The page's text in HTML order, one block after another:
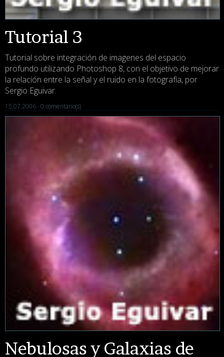
Tutorial 3
Tutorial sobre integración de imagenes del espacio
profundo utilizando Photoshop 8, con el objetivo de mejorar
la relación entre la señal y el ruido en la fotografía, por
Sergio Eguivar.
15.07.2006 · 0 comentario(s)
Nebulosas y Galaxias de